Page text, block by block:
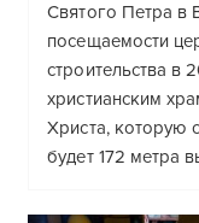
Святого Петра в
посещаемости
строительства в
христианским
Христа, которую
будет 172 метра